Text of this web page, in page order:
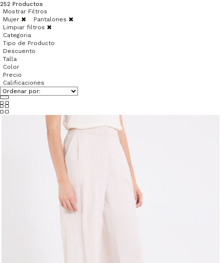
252 Productos
Mostrar Filtros
Mujer
Pantalones
Limpiar filtros
Categoria
Tipo de Producto
Descuento
Talla
Color
Precio
Calificaciones